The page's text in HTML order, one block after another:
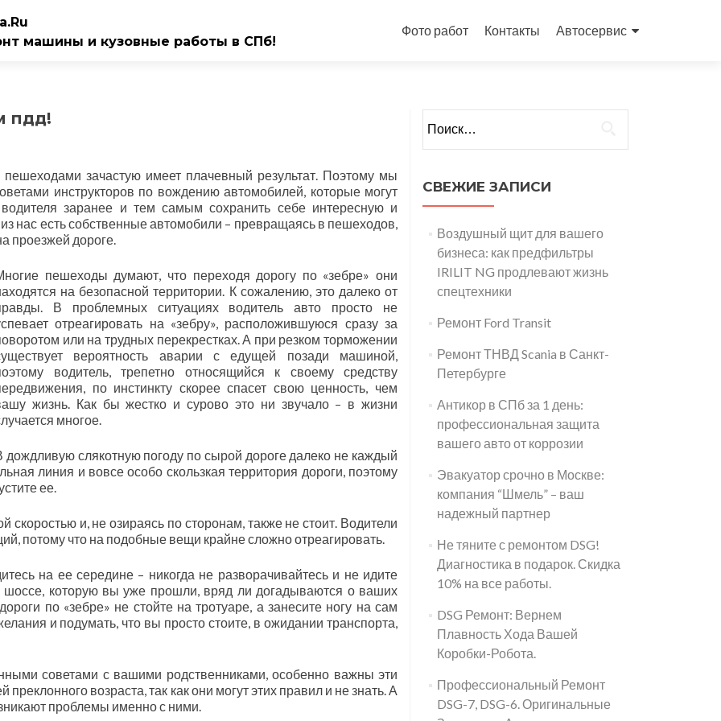
машины и кузовные работы в СПб!
к
Фото работ Контакты Автосервис
пдд!
зачастую имеет плачевный результат. Поэтому мы
инструкторов по вождению автомобилей, которые могут
заранее и тем самым сохранить себе интересную и
нас есть собственные автомобили – превращаясь в пешеходов,
проезжей дороге.
пешеходы думают, что переходя дорогу по «зебре» они
на безопасной территории. К сожалению, это далеко от
В проблемных ситуациях водитель авто просто не
отреагировать на «зебру», расположившуюся сразу за
или на трудных перекрестках. А при резком торможении
вероятность аварии с едущей позади машиной,
водитель, трепетно относящийся к своему средству
по инстинкту скорее спасет свою ценность, чем
жизнь. Как бы жестко и сурово это ни звучало – в жизни
многое.
дождливую слякотную погоду по сырой дороге далеко не каждый
линия и вовсе особо скользкая территория дороги, поэтому
ее.
и, не озираясь по сторонам, также не стоит. Водители
потому что на подобные вещи крайне сложно отреагировать.
на ее середине – никогда не разворачивайтесь и не идите
шоссе, которую вы уже прошли, вряд ли догадываются о ваших
по «зебре» не стойте на тротуаре, а занесите ногу на сам
и подумать, что вы просто стоите, в ожидании транспорта,
советами с вашими родственниками, особенно важны эти
возраста, так как они могут этих правил и не знать. А
проблемы именно с ними.
СВЕЖИЕ ЗАПИСИ
Воздушный щит для вашего
бизнеса: как предфильтры
IRILIT NG продлевают жизнь
спецтехники
Ремонт Ford Transit
Ремонт ТНВД Scania в Санкт-
Петербурге
Антикор в СПб за 1 день:
профессиональная защита
вашего авто от коррозии
Эвакуатор срочно в Москве:
компания “Шмель” – ваш
надежный партнер
Не тяните с ремонтом DSG!
Диагностика в подарок. Скидка
10% на все работы.
DSG Ремонт: Вернем
Плавность Хода Вашей
Коробки-Робота.
Профессиональный Ремонт
DSG-7, DSG-6. Оригинальные